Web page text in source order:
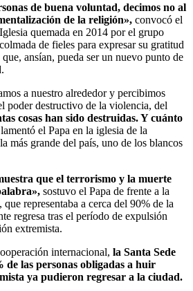
de buena voluntad, decimos no al
de la religión», convocó el
quemada en 2014 por el grupo
de fieles para expresar su gratitud
ansían, pueda ser un nuevo punto de
a nuestro alrededor y percibimos
poder destructivo de la violencia, del
cosas han sido destruidas. Y cuánto
el Papa en la iglesia de la
más grande del país, uno de los blancos
que el terrorismo y la muerte
sostuvo el Papa de frente a la
representaba a cerca del 90% de la
regresa tras el período de expulsión
extremista.
internacional, la Santa Sede
de las personas obligadas a huir
ya pudieron regresar a la ciudad.